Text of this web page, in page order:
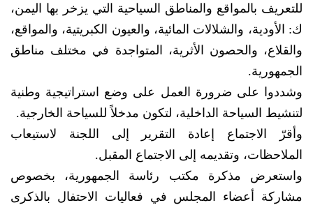
للتعريف بالمواقع والمناطق السياحية التي يزخر بها اليمن،
ك: الأودية، والشلالات المائية، والعيون الكبريتية، والمواقع،
والقلاع، والحصون الأثرية، المتواجدة في مختلف مناطق
الجمهورية.
وشددوا على ضرورة العمل على وضع استراتيجية وطنية
لتنشيط السياحة الداخلية، لتكون مدخلاً للسياحة الخارجية.
وأقرّ الاجتماع إعادة التقرير إلى اللجنة لاستيعاب
الملاحظات، وتقديمه إلى الاجتماع المقبل.
واستعرض مذكرة مكتب رئاسة الجمهورية، بخصوص
مشاركة أعضاء المجلس في فعاليات الاحتفال بالذكرى